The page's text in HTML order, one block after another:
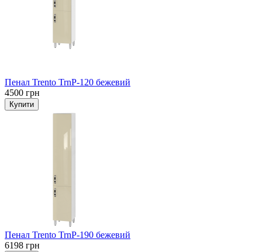
Пенал Trento TrnP-120 бежевий
4500 грн
Пенал Trento TrnP-190 бежевий
6198 грн